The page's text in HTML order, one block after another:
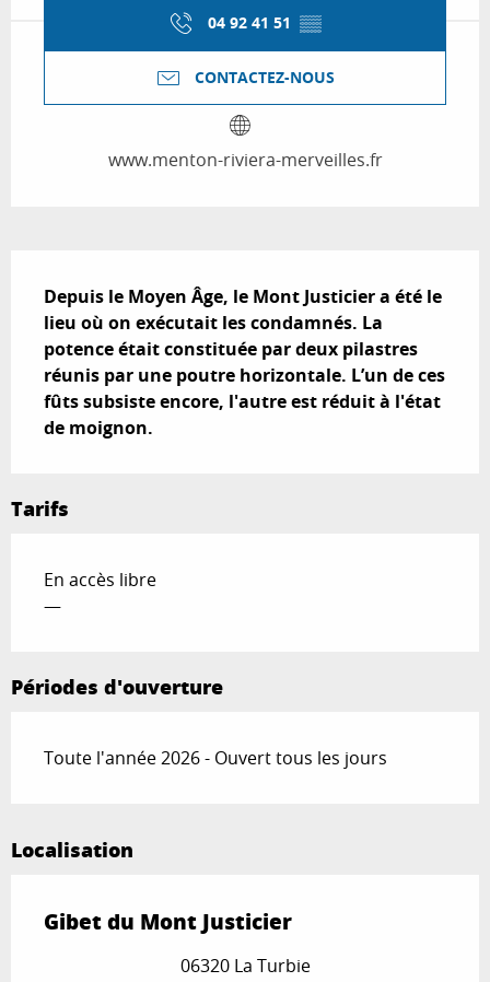
04 92 41 51 ▒▒
CONTACTEZ-NOUS
www.menton-riviera-merveilles.fr
Depuis le Moyen Âge, le Mont Justicier a été le
lieu où on exécutait les condamnés. La
potence était constituée par deux pilastres
réunis par une poutre horizontale. L’un de ces
fûts subsiste encore, l'autre est réduit à l'état
de moignon.
Tarifs
En accès libre
—
Périodes d'ouverture
Toute l'année 2026 - Ouvert tous les jours
Localisation
Gibet du Mont Justicier
06320 La Turbie